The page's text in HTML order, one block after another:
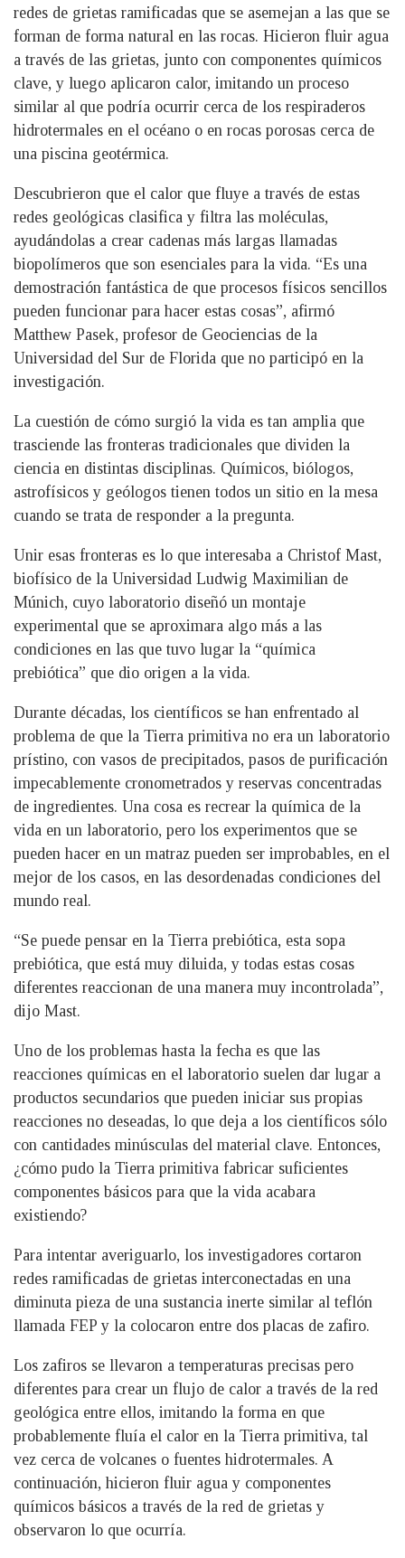
redes de grietas ramificadas que se asemejan a las que se
forman de forma natural en las rocas. Hicieron fluir agua
a través de las grietas, junto con componentes químicos
clave, y luego aplicaron calor, imitando un proceso
similar al que podría ocurrir cerca de los respiraderos
hidrotermales en el océano o en rocas porosas cerca de
una piscina geotérmica.
Descubrieron que el calor que fluye a través de estas
redes geológicas clasifica y filtra las moléculas,
ayudándolas a crear cadenas más largas llamadas
biopolímeros que son esenciales para la vida. “Es una
demostración fantástica de que procesos físicos sencillos
pueden funcionar para hacer estas cosas”, afirmó
Matthew Pasek, profesor de Geociencias de la
Universidad del Sur de Florida que no participó en la
investigación.
La cuestión de cómo surgió la vida es tan amplia que
trasciende las fronteras tradicionales que dividen la
ciencia en distintas disciplinas. Químicos, biólogos,
astrofísicos y geólogos tienen todos un sitio en la mesa
cuando se trata de responder a la pregunta.
Unir esas fronteras es lo que interesaba a Christof Mast,
biofísico de la Universidad Ludwig Maximilian de
Múnich, cuyo laboratorio diseñó un montaje
experimental que se aproximara algo más a las
condiciones en las que tuvo lugar la “química
prebiótica” que dio origen a la vida.
Durante décadas, los científicos se han enfrentado al
problema de que la Tierra primitiva no era un laboratorio
prístino, con vasos de precipitados, pasos de purificación
impecablemente cronometrados y reservas concentradas
de ingredientes. Una cosa es recrear la química de la
vida en un laboratorio, pero los experimentos que se
pueden hacer en un matraz pueden ser improbables, en el
mejor de los casos, en las desordenadas condiciones del
mundo real.
“Se puede pensar en la Tierra prebiótica, esta sopa
prebiótica, que está muy diluida, y todas estas cosas
diferentes reaccionan de una manera muy incontrolada”,
dijo Mast.
Uno de los problemas hasta la fecha es que las
reacciones químicas en el laboratorio suelen dar lugar a
productos secundarios que pueden iniciar sus propias
reacciones no deseadas, lo que deja a los científicos sólo
con cantidades minúsculas del material clave. Entonces,
¿cómo pudo la Tierra primitiva fabricar suficientes
componentes básicos para que la vida acabara
existiendo?
Para intentar averiguarlo, los investigadores cortaron
redes ramificadas de grietas interconectadas en una
diminuta pieza de una sustancia inerte similar al teflón
llamada FEP y la colocaron entre dos placas de zafiro.
Los zafiros se llevaron a temperaturas precisas pero
diferentes para crear un flujo de calor a través de la red
geológica entre ellos, imitando la forma en que
probablemente fluía el calor en la Tierra primitiva, tal
vez cerca de volcanes o fuentes hidrotermales. A
continuación, hicieron fluir agua y componentes
químicos básicos a través de la red de grietas y
observaron lo que ocurría.